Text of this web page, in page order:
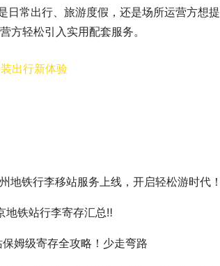
日常出行、旅游度假，还是场所运营方想提
轻松引入实用配套服务。
出行新体验
地铁行李移站服务上线，开启轻松游时代！
地铁站行李寄存汇总‼️
姆级寄存全攻略！少走弯路